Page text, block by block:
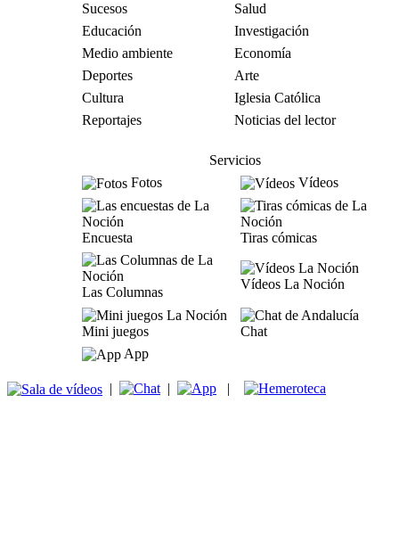
Sucesos
Salud
Educación
Investigación
Medio ambiente
Economía
Deportes
Arte
Cultura
Iglesia Católica
Reportajes
Noticias del lector
Servicios
Fotos
Vídeos
Encuesta Tiras cómicas
Las Columnas
Vídeos La Noción
Mini juegos
Chat
App
| | |